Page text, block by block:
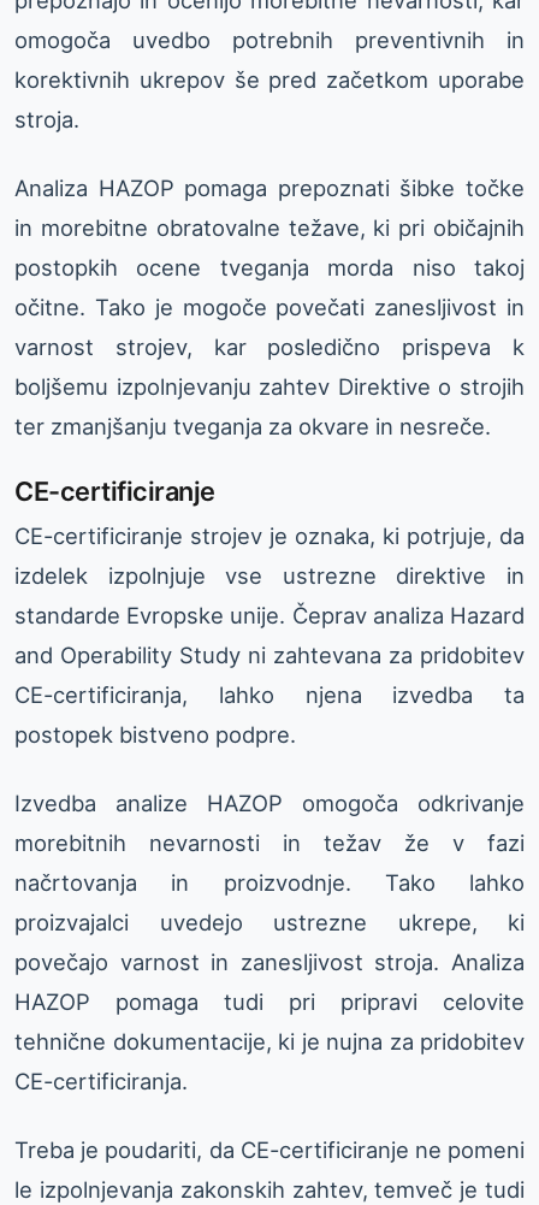
omogoča uvedbo potrebnih preventivnih in
korektivnih ukrepov še pred začetkom uporabe
stroja.
Analiza HAZOP pomaga prepoznati šibke točke
in morebitne obratovalne težave, ki pri običajnih
postopkih ocene tveganja morda niso takoj
očitne. Tako je mogoče povečati zanesljivost in
varnost strojev, kar posledično prispeva k
boljšemu izpolnjevanju zahtev Direktive o strojih
ter zmanjšanju tveganja za okvare in nesreče.
CE-certificiranje
CE-certificiranje strojev je oznaka, ki potrjuje, da
izdelek izpolnjuje vse ustrezne direktive in
standarde Evropske unije. Čeprav analiza Hazard
and Operability Study ni zahtevana za pridobitev
CE-certificiranja, lahko njena izvedba ta
postopek bistveno podpre.
Izvedba analize HAZOP omogoča odkrivanje
morebitnih nevarnosti in težav že v fazi
načrtovanja in proizvodnje. Tako lahko
proizvajalci uvedejo ustrezne ukrepe, ki
povečajo varnost in zanesljivost stroja. Analiza
HAZOP pomaga tudi pri pripravi celovite
tehnične dokumentacije, ki je nujna za pridobitev
CE-certificiranja.
Treba je poudariti, da CE-certificiranje ne pomeni
le izpolnjevanja zakonskih zahtev, temveč je tudi